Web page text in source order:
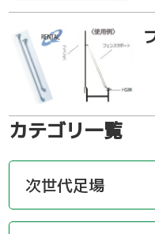
カテゴリ一覧
次世代足場